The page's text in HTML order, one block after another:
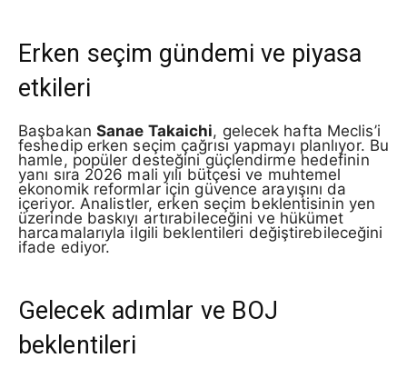
Erken seçim gündemi ve piyasa
etkileri
Başbakan Sanae Takaichi, gelecek hafta Meclis’i
feshedip erken seçim çağrısı yapmayı planlıyor. Bu
hamle, popüler desteğini güçlendirme hedefinin
yanı sıra 2026 mali yılı bütçesi ve muhtemel
ekonomik reformlar için güvence arayışını da
içeriyor. Analistler, erken seçim beklentisinin yen
üzerinde baskıyı artırabileceğini ve hükümet
harcamalarıyla ilgili beklentileri değiştirebileceğini
ifade ediyor.
Gelecek adımlar ve BOJ
beklentileri